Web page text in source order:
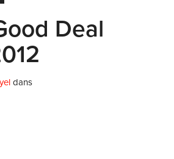
Deal
dans